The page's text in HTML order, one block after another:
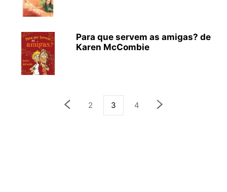
Para que servem as amigas? de
Karen McCombie
2 3 4